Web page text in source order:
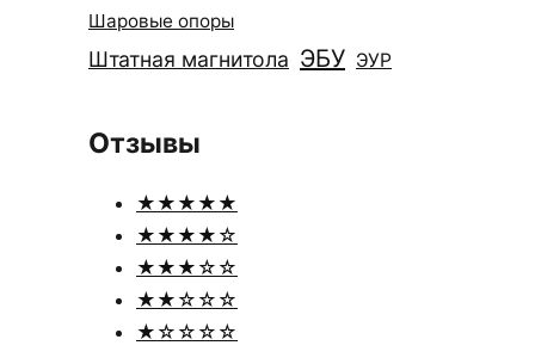
Шаровые опоры
Штатная магнитола ЭБУ ЭУР
Отзывы
★★★★★
★★★★☆
★★★☆☆
★★☆☆☆
★☆☆☆☆